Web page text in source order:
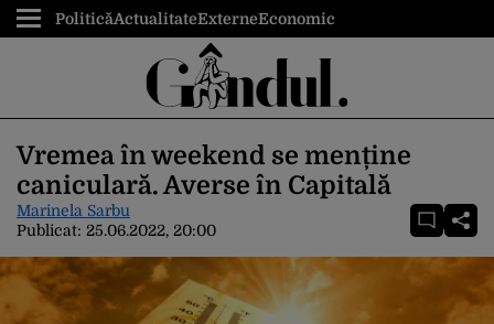
PoliticăActualitateExterneEconomic
Vremea în weekend se menține
caniculară. Averse în Capitală
Marinela Sarbu
Publicat: 25.06.2022, 20:00